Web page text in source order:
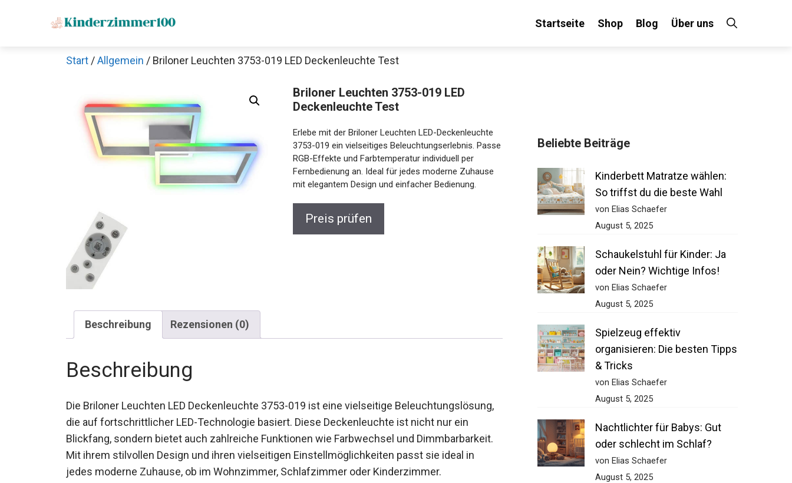
Startseite Shop Blog Über uns
Start /Allgemein / Briloner Leuchten 3753-019 LED Deckenleuchte Test
Briloner Leuchten 3753-019 LED
Deckenleuchte Test
Erlebe mit der Briloner Leuchten LED-Deckenleuchte
3753-019 ein vielseitiges Beleuchtungserlebnis. Passe
RGB-Effekte und Farbtemperatur individuell per
Fernbedienung an. Ideal für jedes moderne Zuhause
mit elegantem Design und einfacher Bedienung.
Preis prüfen
Beschreibung Rezensionen (0)
Beschreibung
Die Briloner Leuchten LED Deckenleuchte 3753-019 ist eine vielseitige Beleuchtungslösung,
die auf fortschrittlicher LED-Technologie basiert. Diese Deckenleuchte ist nicht nur ein
Blickfang, sondern bietet auch zahlreiche Funktionen wie Farbwechsel und Dimmbarbarkeit.
Mit ihrem stilvollen Design und ihren vielseitigen Einstellmöglichkeiten passt sie ideal in
jedes moderne Zuhause, ob im Wohnzimmer, Schlafzimmer oder Kinderzimmer.
Beliebte Beiträge
Kinderbett Matratze wählen:
So triffst du die beste Wahl
von Elias Schaefer
August 5, 2025
Schaukelstuhl für Kinder: Ja
oder Nein? Wichtige Infos!
von Elias Schaefer
August 5, 2025
Spielzeug effektiv
organisieren: Die besten Tipps
& Tricks
von Elias Schaefer
August 5, 2025
Nachtlichter für Babys: Gut
oder schlecht im Schlaf?
von Elias Schaefer
August 5, 2025